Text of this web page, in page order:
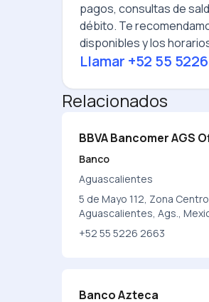
pagos, consultas de
débito. Te
disponibles y los
Llamar +52 55
Relacionados
BBVA Bancomer AGS
Banco
Aguascalientes
5 de Mayo 112, Zona
Aguascalientes, Ags.,
+52 55 5226 2663
Banco Azteca